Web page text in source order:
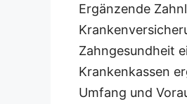
Ergänzende
Zahngesundheit
Krankenkassen
Umfang und